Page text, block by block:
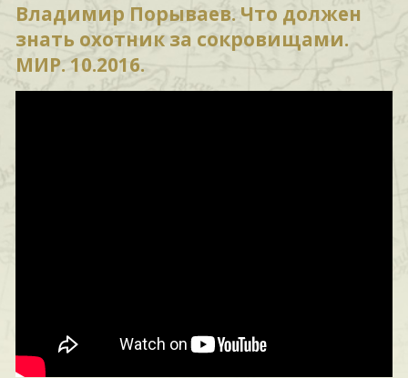
Владимир Порываев. Что должен
знать охотник за сокровищами.
МИР. 10.2016.